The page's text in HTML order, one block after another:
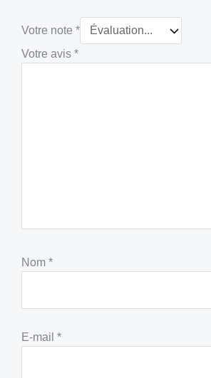
Votre note *
Votre avis *
Nom *
E-mail *